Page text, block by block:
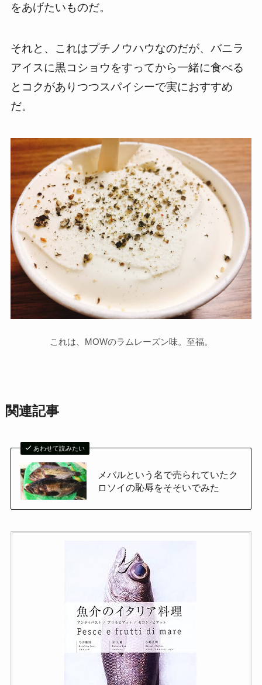
をあげたいものだ。
それと、これはプチノウハウなのだが、バニラ
アイスに黒コショウをすってから一緒に食べる
とコクがありつつスパイシーで実におすすめ
だ。
これは、MOWのラムレーズン味。至福。
関連記事
あわせて読みたい
メバルという名で売られていたク
ロソイの恥辱をそそいでみた